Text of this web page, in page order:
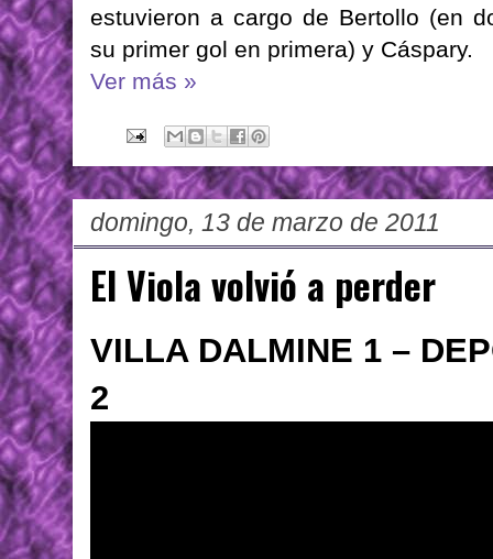
estuvieron a cargo de Bertollo (en
su primer gol en primera) y Cáspary.
Ver más »
domingo, 13 de marzo de 2011
El Viola volvió a perder
VILLA DALMINE 1 –
2